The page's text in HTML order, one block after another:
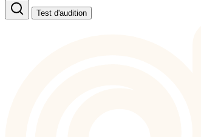
Test d'audition